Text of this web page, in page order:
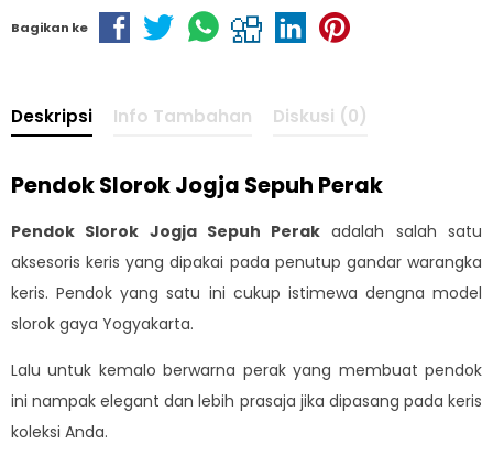
Bagikan ke
Deskripsi Info Tambahan Diskusi (0)
Pendok Slorok Jogja Sepuh Perak
Pendok Slorok Jogja Sepuh Perak adalah salah satu
aksesoris keris yang dipakai pada penutup gandar warangka
keris. Pendok yang satu ini cukup istimewa dengna model
slorok gaya Yogyakarta.
Lalu untuk kemalo berwarna perak yang membuat pendok
ini nampak elegant dan lebih prasaja jika dipasang pada keris
koleksi Anda.